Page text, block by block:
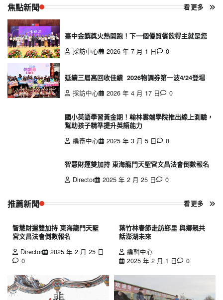
焦點新聞 看更多
臺中金饌獎火熱開跑！下一個優質餐飲得主就是您
採訪中心
2026 年 7 月 1 日 0
延續三屆高回收佳績 2026物調券第一波4/24登場
採訪中心
2026 年 4 月 17 日 0
國小英語學習黃金期！翰林雲端學院推出線上測驗，
幫助孩子精準提升英語能力
編審中心
2025 年 3 月 5 日 0
智慧財運雙加持 東海龍門天聖宮文昌法會倒數報名
Director
2025 年 2 月 25 日 0
推薦新聞 看更多
智慧財運雙加持 東海龍門天聖
宮文昌法會倒數報名
Director
2025 年 2 月 25 日
0
葉竹林春節走訪鄉里 與鄉親共
話澎湖未來
編輯中心
2025 年 2 月 1 日
0